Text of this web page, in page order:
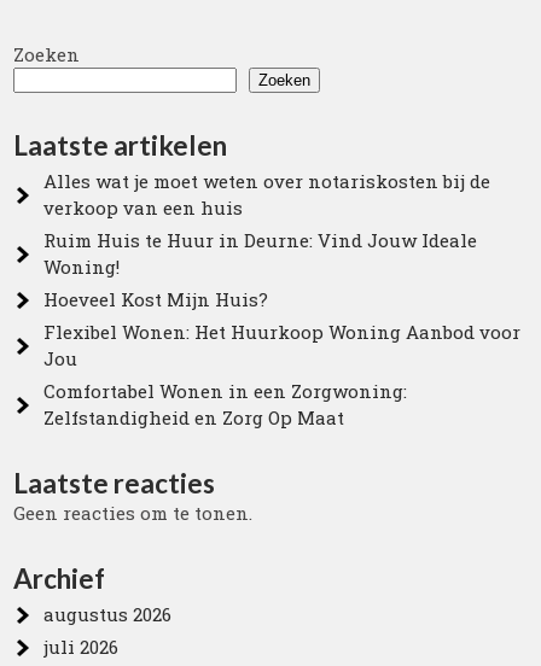
Zoeken
Zoeken
Laatste artikelen
Alles wat je moet weten over notariskosten bij de
verkoop van een huis
Ruim Huis te Huur in Deurne: Vind Jouw Ideale
Woning!
Hoeveel Kost Mijn Huis?
Flexibel Wonen: Het Huurkoop Woning Aanbod voor
Jou
Comfortabel Wonen in een Zorgwoning:
Zelfstandigheid en Zorg Op Maat
Laatste reacties
Geen reacties om te tonen.
Archief
augustus 2026
juli 2026